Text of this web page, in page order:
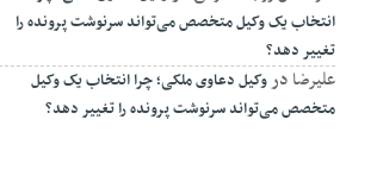
انتخاب یک وکیل متخصص می‌تواند سرنوشت پرونده را
تغییر دهد؟
علیرضا دروکیل دعاوی ملکی؛ چرا انتخاب یک وکیل
متخصص می‌تواند سرنوشت پرونده را تغییر دهد؟